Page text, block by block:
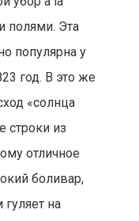
полями. Эта
популярна у
год. В это же
«солнца
строки из
отличное
боливар,
на